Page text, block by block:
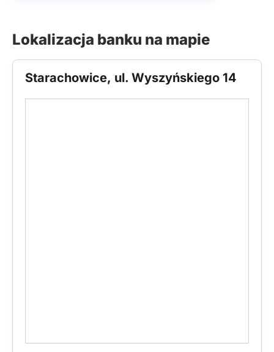
Lokalizacja banku na mapie
Starachowice, ul. Wyszyńskiego 14